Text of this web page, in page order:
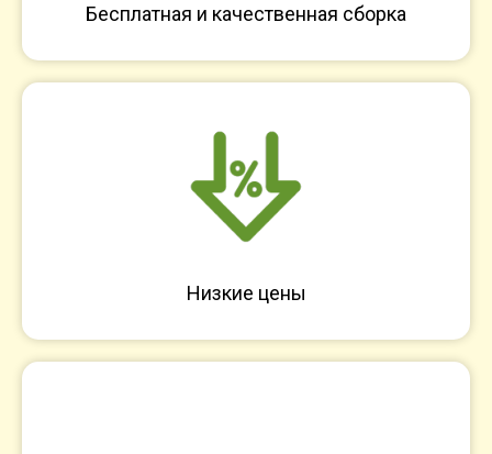
Бесплатная и качественная сборка
Низкие цены